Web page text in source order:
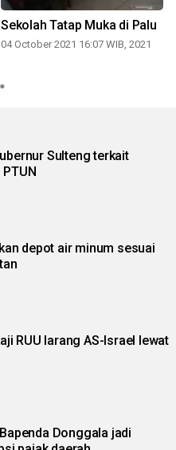
Sekolah Tatap Muka di Palu
04 October 2021 16:07 WIB, 2021
Sulteng terkait
depot air minum sesuai
RUU larang AS-Israel lewat
Donggala jadi